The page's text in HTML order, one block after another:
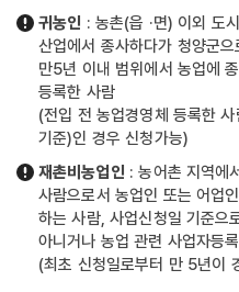
귀농인 : 농촌(읍 ·면) 이외 도
산업에서 종사하다가 청양군
만5년 이내 범위에서 농업에
등록한 사람
(전입 전 농업경영체 등록한
기준)인 경우 신청가능)
재촌비농업인 : 농어촌 지역에
사람으로서 농업인 또는 어업
하는 사람, 사업신청일 기준으
아니거나 농업 관련 사업자등
(최초 신청일로부터 만 5년이